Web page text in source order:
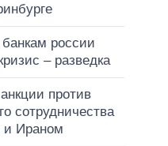
россии
– разведка
против
сотрудничества
и Ираном